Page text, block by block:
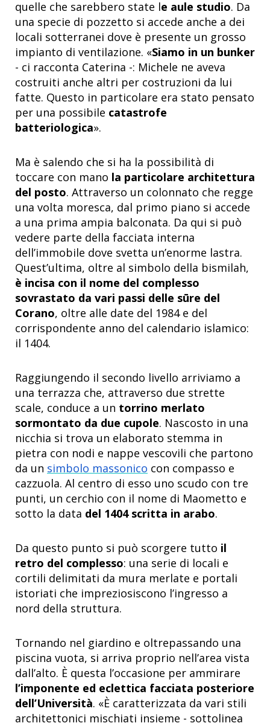
quelle che sarebbero state le aule studio. Da
una specie di pozzetto si accede anche a dei
locali sotterranei dove è presente un grosso
impianto di ventilazione. «Siamo in un bunker
- ci racconta Caterina -: Michele ne aveva
costruiti anche altri per costruzioni da lui
fatte. Questo in particolare era stato pensato
per una possibile catastrofe
batteriologica».
Ma è salendo che si ha la possibilità di
toccare con mano la particolare architettura
del posto. Attraverso un colonnato che regge
una volta moresca, dal primo piano si accede
a una prima ampia balconata. Da qui si può
vedere parte della facciata interna
dell’immobile dove svetta un’enorme lastra.
Quest’ultima, oltre al simbolo della bismilah,
è incisa con il nome del complesso
sovrastato da vari passi delle sūre del
Corano, oltre alle date del 1984 e del
corrispondente anno del calendario islamico:
il 1404.
Raggiungendo il secondo livello arriviamo a
una terrazza che, attraverso due strette
scale, conduce a un torrino merlato
sormontato da due cupole. Nascosto in una
nicchia si trova un elaborato stemma in
pietra con nodi e nappe vescovili che partono
da un simbolo massonico con compasso e
cazzuola. Al centro di esso uno scudo con tre
punti, un cerchio con il nome di Maometto e
sotto la data del 1404 scritta in arabo.
Da questo punto si può scorgere tutto il
retro del complesso: una serie di locali e
cortili delimitati da mura merlate e portali
istoriati che impreziosiscono l’ingresso a
nord della struttura.
Tornando nel giardino e oltrepassando una
piscina vuota, si arriva proprio nell’area vista
dall’alto. È questa l’occasione per ammirare
l’imponente ed eclettica facciata posteriore
dell’Università. «È caratterizzata da vari stili
architettonici mischiati insieme - sottolinea